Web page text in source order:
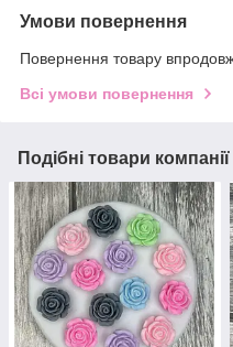
Умови повернення
Повернення товару
Всі умови повернення
Подібні товари компанії